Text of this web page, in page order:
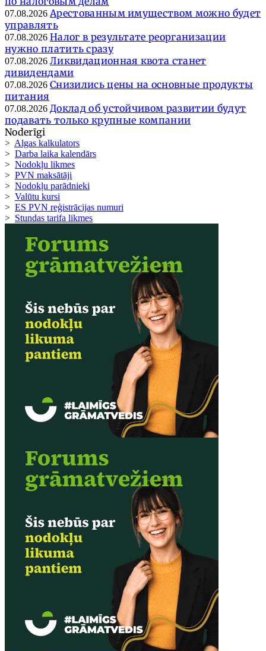
07.08.2026 Арестованным имуществом можно будет
управлять
07.08.2026 Налог в результате реорганизации
нужно платить сразу
07.08.2026 Ликвидационная квота станет
дивидендами
07.08.2026 Снизились цены на основные продукты
питания
07.08.2026 Доклад об устойчивом развитии будут
подавать только крупные компании
Noderīgi
> Algas kalkulators
> Darba laika kalendārs
> Nodokļu likmes
> PVN maksātāji
> Nodokļu parādnieki
> Valūtu kursi
> ES PVN reģistrācijas numuri
> Stundas tarifa likmes